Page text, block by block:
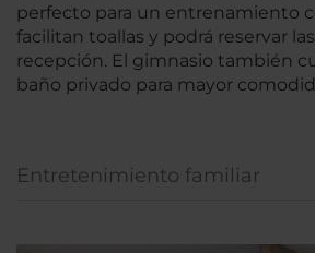
perfecto para un entrenamiento
facilitan toallas y podrá reservar
recepción. El gimnasio también
baño privado para mayor
Entretenimiento familiar